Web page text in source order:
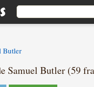
Butler
Samuel Butler (59